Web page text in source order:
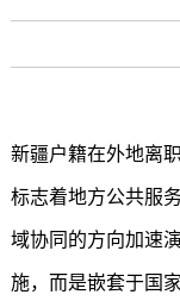
新疆户籍在外地离
标志着地方公共服
域协同的方向加速
施，而是嵌套于国